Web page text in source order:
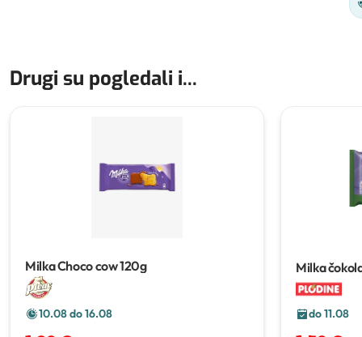
Drugi su pogledali i...
Milka Choco cow120g
10.08 do 16.08
Milka
do 11.08